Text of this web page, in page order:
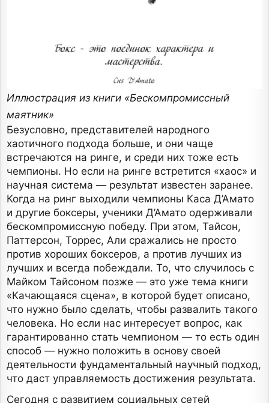
Иллюстрация из книги «Бескомпромиссный
маятник»
Безусловно, представителей народного
хаотичного подхода больше, и они чаще
встречаются на ринге, и среди них тоже есть
чемпионы. Но если на ринге встретится «хаос» и
научная система — результат известен заранее.
Когда на ринг выходили чемпионы Каса Д’Амато
и другие боксеры, ученики Д’Амато одерживали
бескомпромиссную победу. При этом, Тайсон,
Паттерсон, Торрес, Али сражались не просто
против хороших боксеров, а против лучших из
лучших и всегда побеждали. То, что случилось с
Майком Тайсоном позже — это уже тема книги
«Качающаяся сцена», в которой будет описано,
что нужно было сделать, чтобы развалить такого
человека. Но если нас интересует вопрос, как
гарантированно стать чемпионом — то есть один
способ — нужно положить в основу своей
деятельности фундаментальный научный подход,
что даст управляемость достижения результата.
Сегодня с развитием социальных сетей